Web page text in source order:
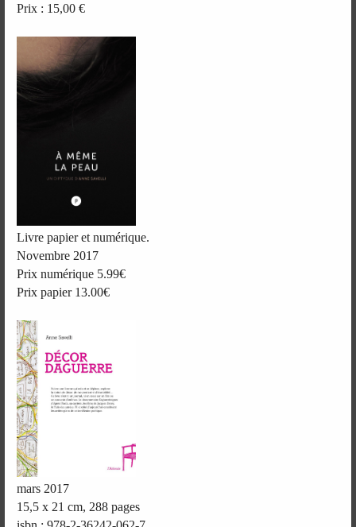
Prix : 15,00 €
Livre papier et numérique.
Novembre 2017
Prix numérique 5.99€
Prix papier 13.00€
mars 2017
15,5 x 21 cm, 288 pages